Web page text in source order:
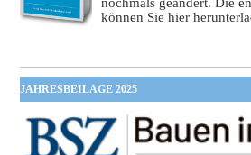
können Sie hier
JAHRESBEILAGE 2025